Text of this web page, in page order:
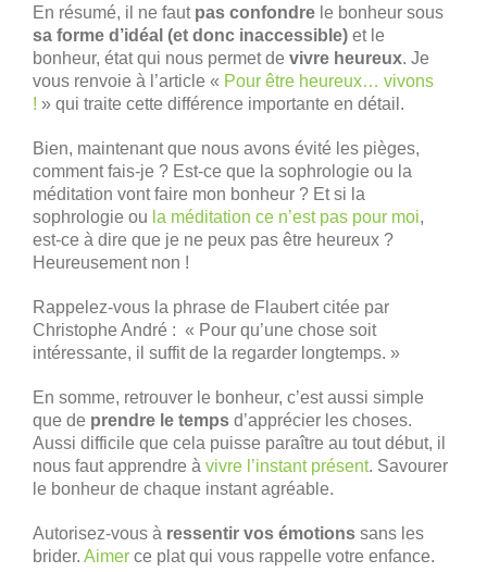
En résumé, il ne faut pas confondre le bonheur sous
sa forme d’idéal (et donc inaccessible) et le
bonheur, état qui nous permet de vivre heureux. Je
vous renvoie à l’article « Pour être heureux… vivons
! » qui traite cette différence importante en détail.
Bien, maintenant que nous avons évité les pièges,
comment fais-je ? Est-ce que la sophrologie ou la
méditation vont faire mon bonheur ? Et si la
sophrologie ou la méditation ce n’est pas pour moi,
est-ce à dire que je ne peux pas être heureux ?
Heureusement non !
Rappelez-vous la phrase de Flaubert citée par
Christophe André : « Pour qu’une chose soit
intéressante, il suffit de la regarder longtemps. »
En somme, retrouver le bonheur, c’est aussi simple
que de prendre le temps d’apprécier les choses.
Aussi difficile que cela puisse paraître au tout début, il
nous faut apprendre à vivre l’instant présent. Savourer
le bonheur de chaque instant agréable.
Autorisez-vous à ressentir vos émotions sans les
brider. Aimer ce plat qui vous rappelle votre enfance.